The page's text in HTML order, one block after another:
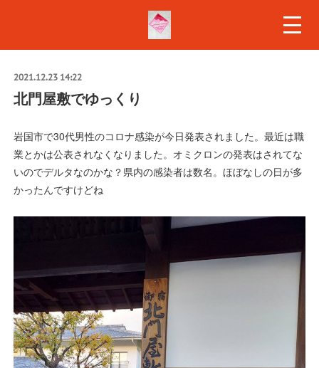
2021.12.23 14:22
北門屋敷でゆっくり
岩国市で30代男性のコロナ感染が今日発表されました。最近は職
業とかは公表されなくなりました。オミクロンの発表はされてな
いのでデルタなのかな？県内の感染者は数名。ほぼなしの日が多
かったんですけどね